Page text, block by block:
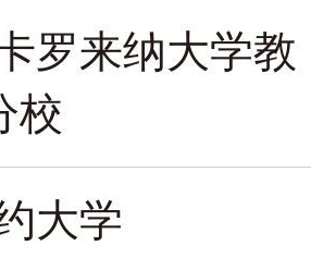
罗来纳大学教
校
大学